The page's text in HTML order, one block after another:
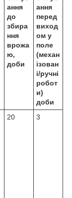
ання
до
збира
ння
врожа
ю,
доби
ання
перед
виход
ом у
поле
(механ
ізован
і/ручні
робот
и)
доби
20 3